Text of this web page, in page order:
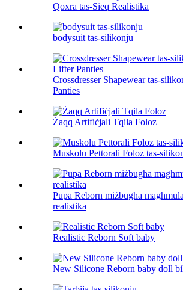
Qoxra tas-Sieq Realistika
bodysuit tas-silikonju
Crossdresser Shapewear tas-
Panties
Żaqq Artifiċjali Tqila Foloz
Muskolu Pettorali Foloz tas-
Pupa Reborn miżbugħa
realistika
Realistic Reborn Soft baby
New Silicone Reborn baby doll